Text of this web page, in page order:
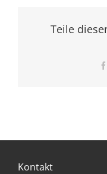
Teile
Kontakt